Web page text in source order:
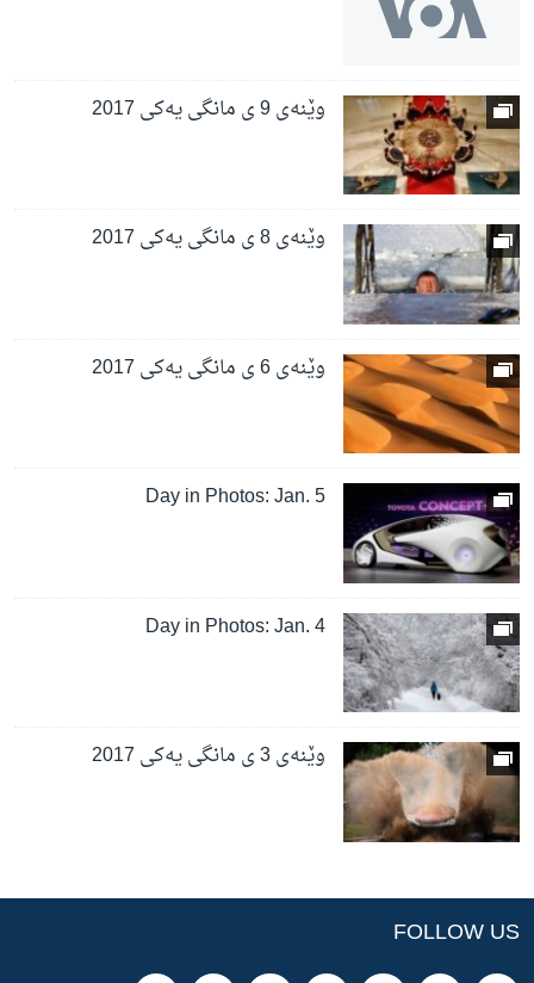
وێنەی 9 ی مانگی یەکی 2017
وێنەی 8 ی مانگی یەکی 2017
وێنەی 6 ی مانگی یەکی 2017
Day in Photos: Jan. 5
Day in Photos: Jan. 4
وێنەی 3 ی مانگی یەکی 2017
FOLLOW US